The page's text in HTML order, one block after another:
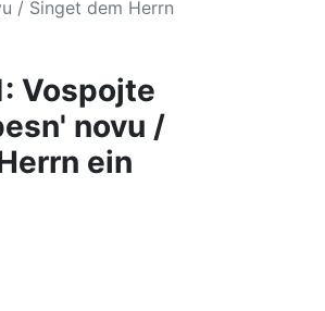
/ Singet dem Herrn
Vospojte
novu /
ein